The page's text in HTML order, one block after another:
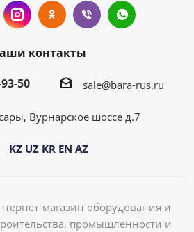
контакты
50
sale@bara-rus.ru
Вурнарское шоссе д.7
KZ UZ KR EN AZ
магазин оборудования и
промышленности и